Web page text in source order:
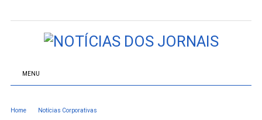
MENU
Home Notícias Corporativas